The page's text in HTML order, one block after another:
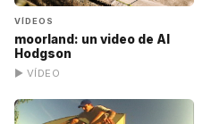
VÍDEOS
moorland: un video de Al
Hodgson
▶ VÍDEO